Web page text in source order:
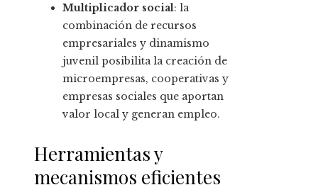
Multiplicador social: la
combinación de recursos
empresariales y dinamismo
juvenil posibilita la creación de
microempresas, cooperativas y
empresas sociales que aportan
valor local y generan empleo.
Herramientas y
mecanismos eficientes